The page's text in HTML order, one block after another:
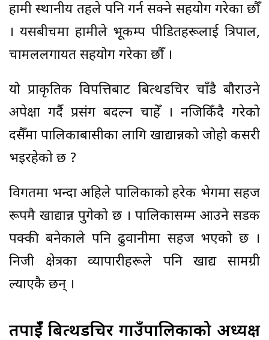
हामी स्थानीय तहले पनि गर्न सक्ने सहयोग गरेका छौँ
। यसबीचमा हामीले भूकम्प पीडितहरूलाई त्रिपाल,
चामललगायत सहयोग गरेका छौँ ।
यो प्राकृतिक विपत्तिबाट बित्थडचिर चाँडै बौराउने
अपेक्षा गर्दै प्रसंग बदल्न चाहेँ । नजिकिँदै गरेको
दसैँमा पालिकाबासीका लागि खाद्यान्नको जोहो कसरी
भइरहेको छ ?
विगतमा भन्दा अहिले पालिकाको हरेक भेगमा सहज
रूपमै खाद्यान्न पुगेको छ । पालिकासम्म आउने सडक
पक्की बनेकाले पनि ढुवानीमा सहज भएको छ ।
निजी क्षेत्रका व्यापारीहरूले पनि खाद्य सामग्री
ल्याएकै छन् ।
तपाईँ बित्थडचिर गाउँपालिकाको अध्यक्ष